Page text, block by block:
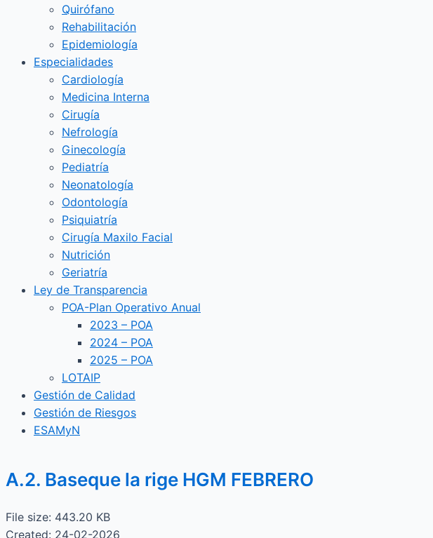
Quirófano
Rehabilitación
Epidemiología
Especialidades
Cardiología
Medicina Interna
Cirugía
Nefrología
Ginecología
Pediatría
Neonatología
Odontología
Psiquiatría
Cirugía Maxilo Facial
Nutrición
Geriatría
Ley de Transparencia
POA-Plan Operativo Anual
2023 – POA
2024 – POA
2025 – POA
LOTAIP
Gestión de Calidad
Gestión de Riesgos
ESAMyN
A.2. Baseque la rige HGM FEBRERO
File size: 443.20 KB
Created: 24-02-2026